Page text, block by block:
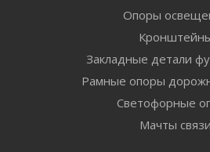
Опоры
Закладные детали
Рамные опоры
Светофорные
Мачты связи